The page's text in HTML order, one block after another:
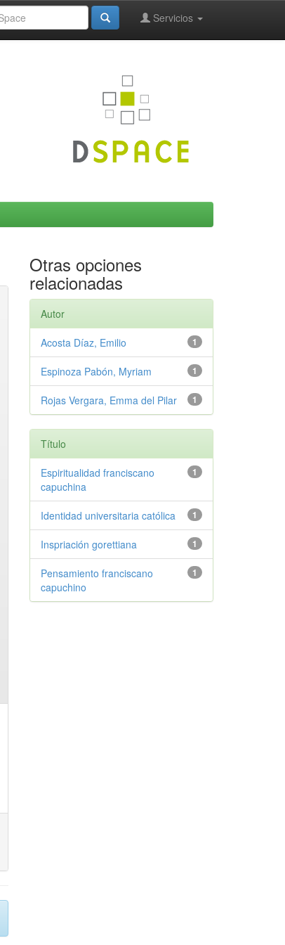
Servicios
Otras opciones
relacionadas
Autor
1
Acosta Díaz, Emilio
1
Espinoza Pabón, Myriam
1
Rojas Vergara, Emma del Pilar
Título
1
Espiritualidad franciscano
capuchina
1
Identidad universitaria católica
1
Inspriación gorettiana
1
Pensamiento franciscano
capuchino